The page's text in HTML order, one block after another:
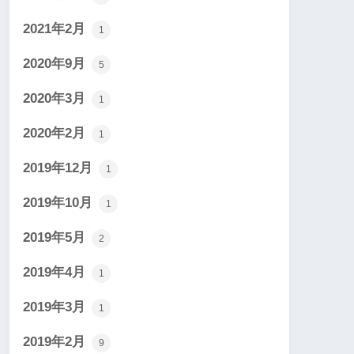
2021年2月 1
2020年9月 5
2020年3月 1
2020年2月 1
2019年12月 1
2019年10月 1
2019年5月 2
2019年4月 1
2019年3月 1
2019年2月 9